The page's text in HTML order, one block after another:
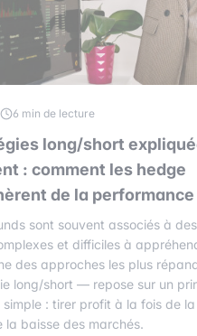
6 min de lecture
long/short
: comment les hedge
de la performance
sont souvent associés à des
et difficiles à
des approches les plus
long/short — repose sur un
: tirer profit à la fois de la
la baisse des marchés.